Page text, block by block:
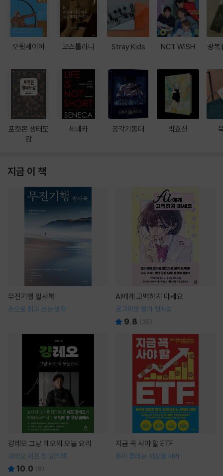
오뒷세이아
포켓몬 생태도
감
코스톨라니
세네카
Stray Kids
공각기동대
NCT WISH
박효신
광복
지금 이 책
무진기행 필사북
손으로 읽고 쓰는 명작
AI에게 고백하지 마세요
로그아웃 불가 첫사랑
9.8 ( 35)
걍레오 그냥 레오의 오늘 요리
강레오 셰프 첫 요리책
10.0 (8)
지금 꼭 사야 할 ETF
돈이 몰리는 시장을 사라